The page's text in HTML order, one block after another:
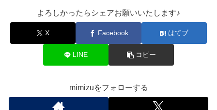
よろしかったらシェアお願いいたします♪
X Facebook はてブ
LINE コピー
mimizuをフォローする